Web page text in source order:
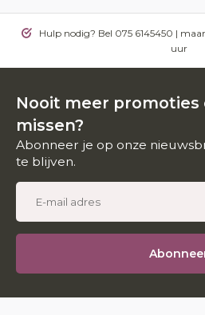
Hulp nodig? Bel 075 6145450 |
uur
Nooit meer
missen?
Abonneer je op onze
te blijven.